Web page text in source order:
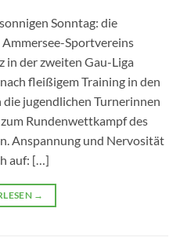
Sonntag: die
Sportvereins
der zweiten Gau-Liga
fleißigem Training in den
jugendlichen Turnerinnen
Rundenwettkampf des
Anspannung und Nervosität
auf: […]
→